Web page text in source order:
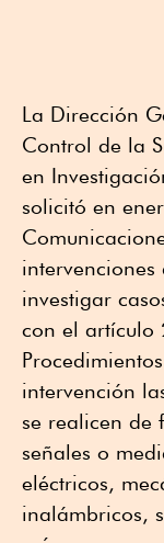
La Dirección
Control de la
en
solicitó en
investigar
con el artículo
intervención
se realicen de
señales o
eléctricos,
inalámbricos,